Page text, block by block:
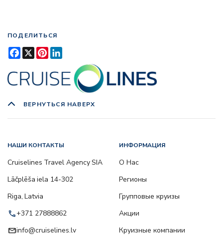
ПОДЕЛИТЬСЯ
Facebook
X Pinterest
ВЕРНУТЬСЯ НАВЕРХ
НАШИ КОНТАКТЫ
Cruiselines Travel Agency SIA
Lāčplēša iela 14-302
Riga, Latvia
call+371 27888862
emailinfo@cruiselines.lv
ИНФОРМАЦИЯ
О Нас
Регионы
Групповые круизы
Акции
Круизные компании